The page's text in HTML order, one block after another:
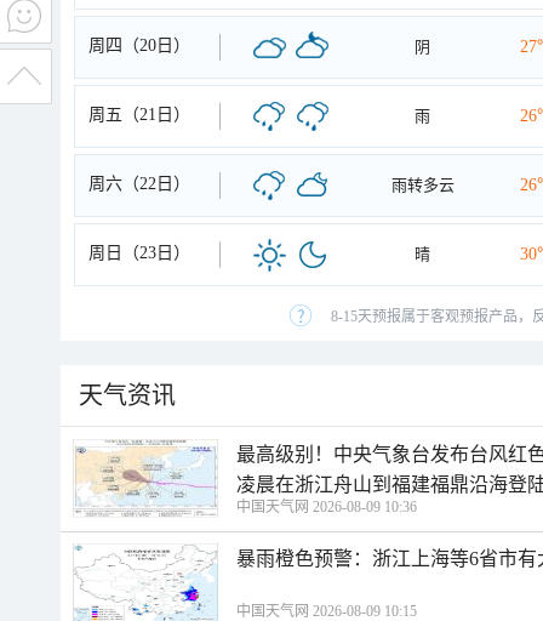
周四（20日） 阴
周五（21日） 雨
周六（22日） 雨转多云
周日（23日） 晴
8-15天预报属于客观预报产品，
天气资讯
最高级别！中央气象台发布台风红
凌晨在浙江舟山到福建福鼎沿海登
中国天气网 2026-08-09 10:36
暴雨橙色预警：浙江上海等6省市
中国天气网 2026-08-09 10:15